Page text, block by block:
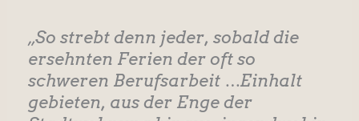
„So strebt denn jeder, sobald die
ersehnten Ferien der oft so
schweren Berufsarbeit …Einhalt
gebieten, aus der Enge der